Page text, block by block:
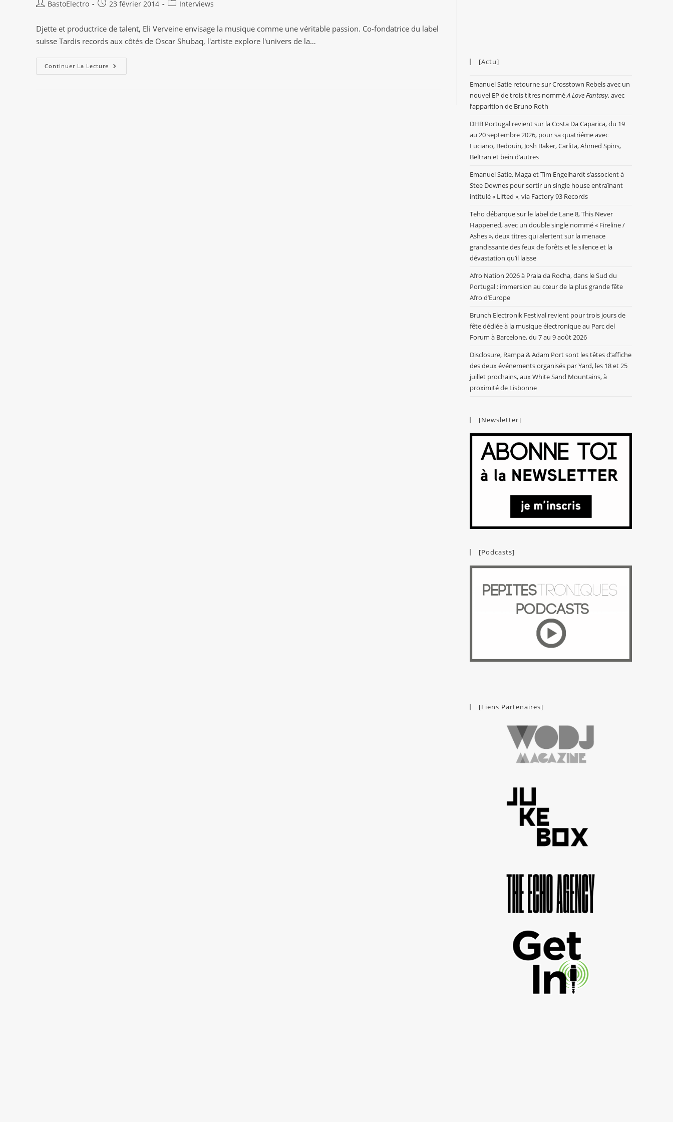
Auteur/autrice
la
publication :
BastoElectro
Publication
23 février 2014
PostInterviews
Djette et productrice de talent, Eli Verveine envisage la musique comme une véritable passion. Co-fondatrice du label
suisse Tardis records aux côtés de Oscar Shubaq, l'artiste explore l'univers de la…
Continuer La Lecture Eli
Verveine
[Actu]
Emanuel Satie retourne sur Crosstown Rebels avec un
nouvel EP de trois titres nomméA Love Fantasy, avec
l’apparition de Bruno Roth
DHB Portugal revient sur la Costa Da Caparica, du 19
au 20 septembre 2026, pour sa quatriéme avec
Luciano, Bedouin, Josh Baker, Carlita, Ahmed Spins,
Beltran et bein d’autres
Emanuel Satie, Maga et Tim Engelhardt s’associent à
Stee Downes pour sortir un single house entraînant
intitulé « Lifted », via Factory 93 Records
Teho débarque sur le label de Lane 8, This Never
Happened, avec un double single nommé « Fireline /
Ashes », deux titres qui alertent sur la menace
grandissante des feux de forêts et le silence et la
dévastation qu’il laisse
Afro Nation 2026 à Praia da Rocha, dans le Sud du
Portugal : immersion au cœur de la plus grande fête
Afro d’Europe
Brunch Electronik Festival revient pour trois jours de
fête dédiée à la musique électronique au Parc del
Forum à Barcelone, du 7 au 9 août 2026
Disclosure, Rampa & Adam Port sont les têtes d’affiche
des deux événements organisés par Yard, les 18 et 25
juillet prochains, aux White Sand Mountains, à
proximité de Lisbonne
[Newsletter]
[Podcasts]
[Liens Partenaires]